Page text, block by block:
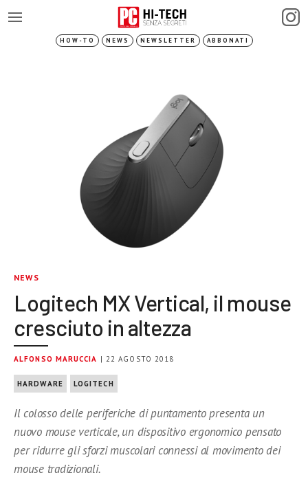
HOW-TO NEWS NEWSLETTER ABBONATI
NEWS
Logitech MX Vertical, il mouse
cresciuto in altezza
ALFONSO MARUCCIA | 22 AGOSTO 2018
HARDWARE LOGITECH
Il colosso delle periferiche di puntamento presenta un
nuovo mouse verticale, un dispositivo ergonomico pensato
per ridurre gli sforzi muscolari connessi al movimento dei
mouse tradizionali.